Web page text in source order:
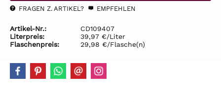
FRAGEN Z. ARTIKEL? EMPFEHLEN
Artikel-Nr.:
CD109407
Literpreis:
39,97 €/Liter
Flaschenpreis:
29,98 €/Flasche(n)